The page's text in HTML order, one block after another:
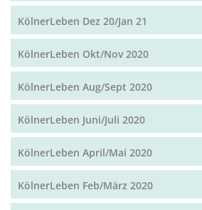
KölnerLeben Dez 20/Jan 21
KölnerLeben Okt/Nov 2020
KölnerLeben Aug/Sept 2020
KölnerLeben Juni/Juli 2020
KölnerLeben April/Mai 2020
KölnerLeben Feb/März 2020